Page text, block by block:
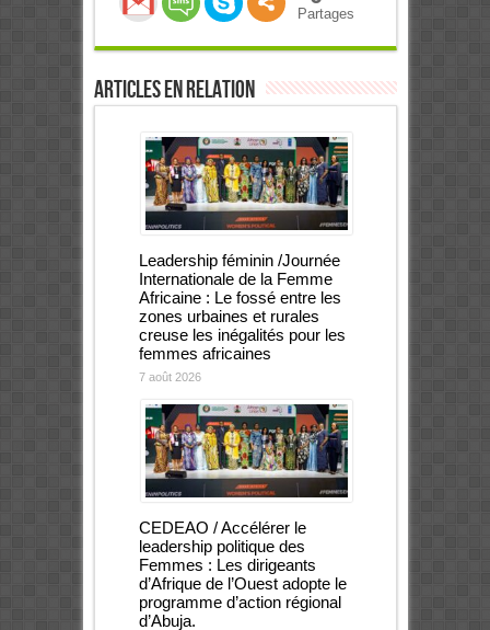
Partages
Articles en relation
Leadership féminin /Journée
Internationale de la Femme
Africaine : Le fossé entre les
zones urbaines et rurales
creuse les inégalités pour les
femmes africaines
7 août 2026
CEDEAO / Accélérer le
leadership politique des
Femmes : Les dirigeants
d’Afrique de l’Ouest adopte le
programme d’action régional
d’Abuja.